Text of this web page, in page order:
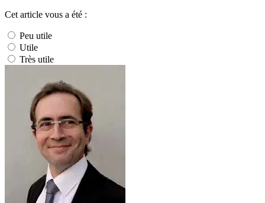
Cet article vous a été :
Peu utile
Utile
Très utile